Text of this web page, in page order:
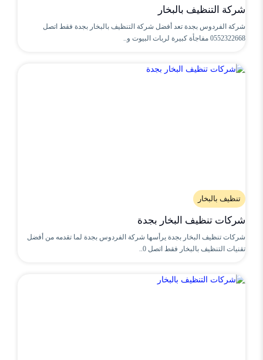
شركة التنظيف بالبخار
شركة الفردوس بجدة تعد أفضل شركة التنظيف بالبخار بجدة فقط اتصل
0552322668 مفاجأة كبيرة لربات البيوت و..
تنظيف بالبخار
شركات تنظيف البخار بجدة
شركات تنظيف البخار بجدة يرأسها شركة الفردوس بجدة لما تقدمه من أفضل
تقنيات التنظيف بالبخار فقط اتصل 0..